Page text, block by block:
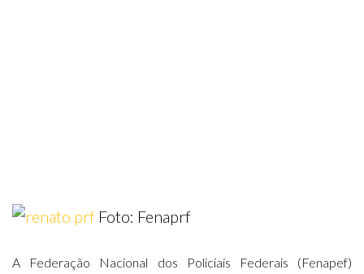
Foto: Fenaprf
A Federação Nacional dos Policiais Federais (Fenapef)